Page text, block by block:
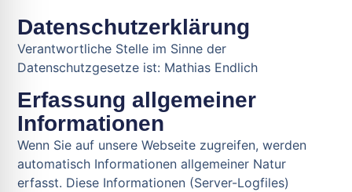
Datenschutzerklärung
Verantwortliche Stelle im Sinne der
Datenschutzgesetze ist: Mathias Endlich
Erfassung allgemeiner
Informationen
Wenn Sie auf unsere Webseite zugreifen, werden
automatisch Informationen allgemeiner Natur
erfasst. Diese Informationen (Server-Logfiles)